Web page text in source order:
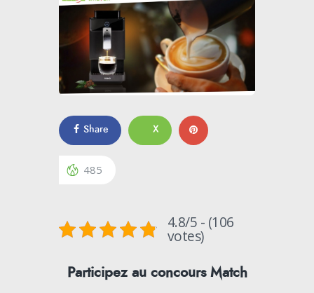
Share X
485
4.8/5 - (106
votes)
Participez au concours Match